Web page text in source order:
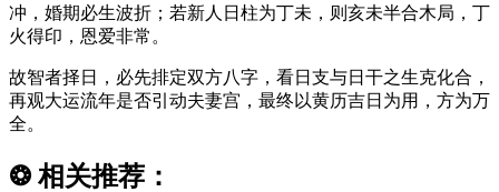
冲，婚期必生波折；若新人日柱为丁未，则亥未半合木局，丁
火得印，恩爱非常。
故智者择日，必先排定双方八字，看日支与日干之生克化合，
再观大运流年是否引动夫妻宫，最终以黄历吉日为用，方为万
全。
❂ 相关推荐：